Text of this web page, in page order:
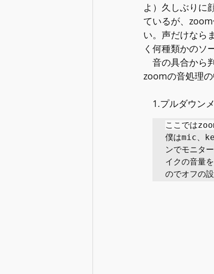
よ）久しぶりに
ているが、zoom
い。声だけなら
く何種類かのソ
音の具合から
zoomの音処理
1.プルダウン
ここでは
僕はmic、
ンでモニタ
イクの音量
のでオフの設